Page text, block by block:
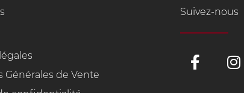
Générales de Vente
Suivez-nous
F
a
I
n